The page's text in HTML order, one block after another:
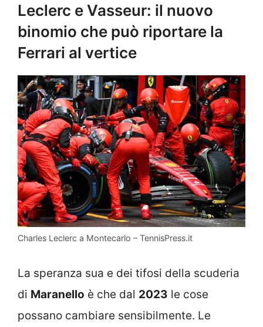
Leclerc e Vasseur: il nuovo
binomio che può riportare la
Ferrari al vertice
Charles Leclerc a Montecarlo – TennisPress.it
La speranza sua e dei tifosi della scuderia
di Maranello è che dal 2023 le cose
possano cambiare sensibilmente. Le